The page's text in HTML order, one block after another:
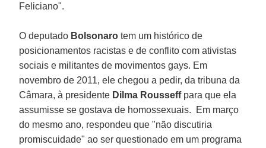
Feliciano".
O deputado Bolsonarotem um histórico de
posicionamentos racistas e de conflito com ativistas
sociais e militantes de movimentos gays. Em
novembro de 2011, ele chegou a pedir, da tribuna da
Câmara, à presidente Dilma Rousseff para que ela
assumisse se gostava de homossexuais. Em março
do mesmo ano, respondeu que "não discutiria
promiscuidade" ao ser questionado em um programa